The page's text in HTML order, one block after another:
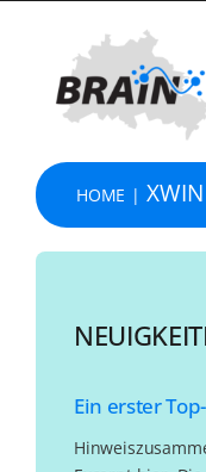
content
HOME XWIN
Ein erster